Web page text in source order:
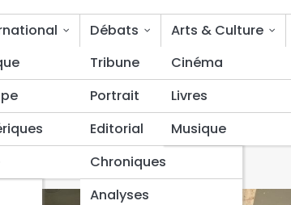
Débats
Tribune
Portrait
Editorial
Chroniques
Analyses
Arts & Culture
Cinéma
Livres
Musique
ses agents aux outils numériques
forme ses